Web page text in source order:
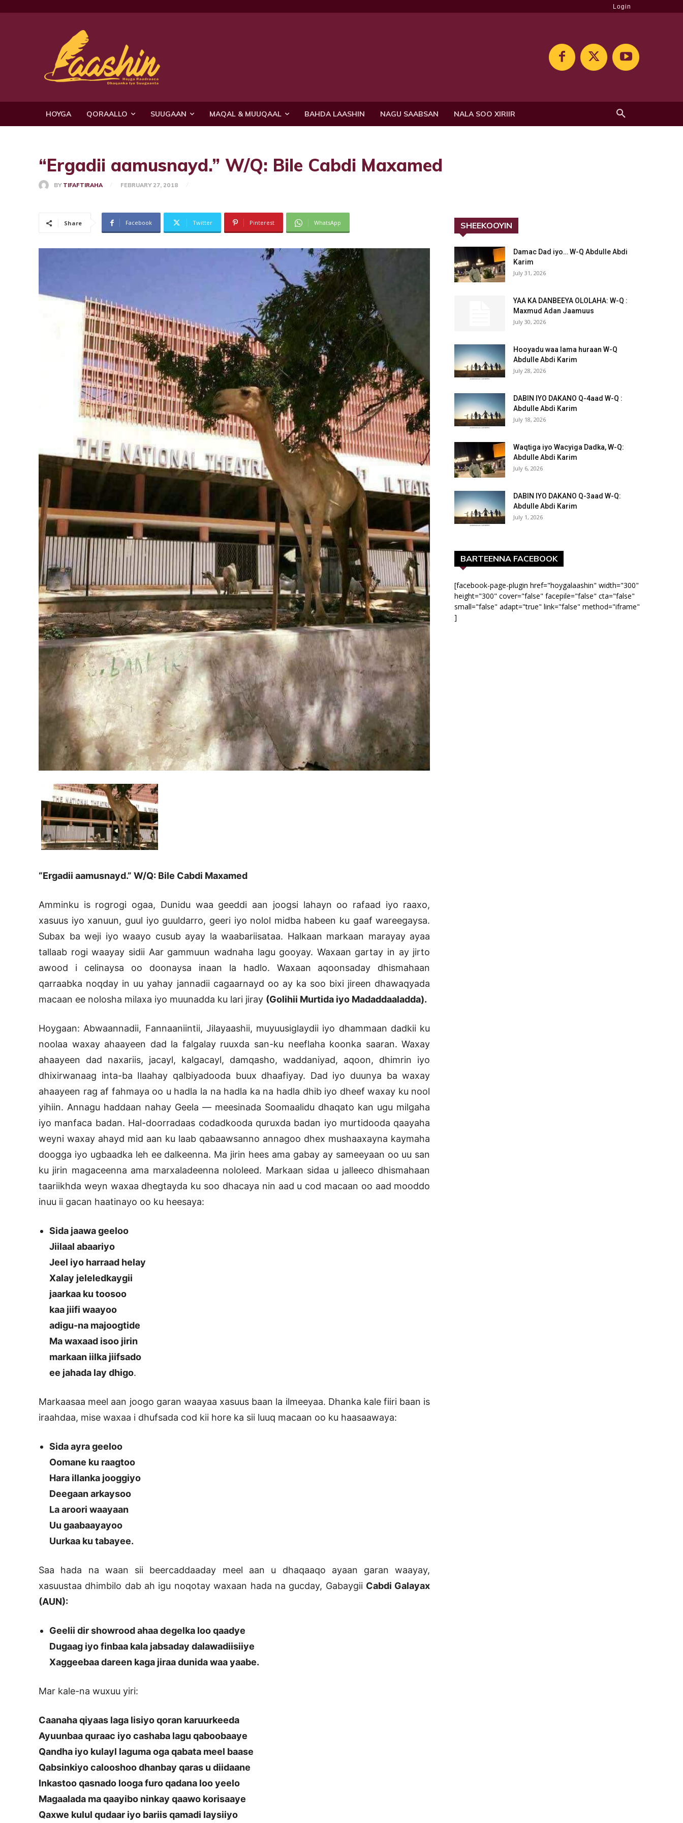
Login
HOYGA QORAALLO SUUGAAN MAQAL & MUUQAAL BAHDA LAASHIN NAGU SAABSAN NALA SOO XIRIIR
“Ergadii aamusnayd.” W/Q: Bile Cabdi Maxamed
BY TIFAFTIRAHA FEBRUARY 27, 2018
Share Facebook Twitter Pinterest WhatsApp
“Ergadii aamusnayd.” W/Q: Bile Cabdi Maxamed
Amminku is rogrogi ogaa, Dunidu waa geeddi aan joogsi lahayn oo rafaad iyo raaxo,
xasuus iyo xanuun, guul iyo guuldarro, geeri iyo nolol midba habeen ku gaaf wareegaysa.
Subax ba weji iyo waayo cusub ayay la waabariisataa. Halkaan markaan marayay ayaa
tallaab rogi waayay sidii Aar gammuun wadnaha lagu gooyay. Waxaan gartay in ay jirto
awood i celinaysa oo doonaysa inaan la hadlo. Waxaan aqoonsaday dhismahaan
qarraabka noqday in uu yahay jannadii cagaarnayd oo ay ka soo bixi jireen dhawaqyada
macaan ee nolosha milaxa iyo muunadda ku lari jiray (Golihii Murtida iyo Madaddaaladda).
Hoygaan: Abwaannadii, Fannaaniintii, Jilayaashii, muyuusiglaydii iyo dhammaan dadkii ku
noolaa waxay ahaayeen dad la falgalay ruuxda san-ku neeflaha koonka saaran. Waxay
ahaayeen dad naxariis, jacayl, kalgacayl, damqasho, waddaniyad, aqoon, dhimrin iyo
dhixirwanaag inta-ba Ilaahay qalbiyadooda buux dhaafiyay. Dad iyo duunya ba waxay
ahaayeen rag af fahmaya oo u hadla la na hadla ka na hadla dhib iyo dheef waxay ku nool
yihiin. Annagu haddaan nahay Geela — meesinada Soomaalidu dhaqato kan ugu milgaha
iyo manfaca badan. Hal-doorradaas codadkooda quruxda badan iyo murtidooda qaayaha
weyni waxay ahayd mid aan ku laab qabaawsanno annagoo dhex mushaaxayna kaymaha
doogga iyo ugbaadka leh ee dalkeenna. Ma jirin hees ama gabay ay sameeyaan oo uu san
ku jirin magaceenna ama marxaladeenna nololeed. Markaan sidaa u jalleeco dhismahaan
taariikhda weyn waxaa dhegtayda ku soo dhacaya nin aad u cod macaan oo aad mooddo
inuu ii gacan haatinayo oo ku heesaya:
Sida jaawa geeloo
Jiilaal abaariyo
Jeel iyo harraad helay
Xalay jeleledkaygii
jaarkaa ku toosoo
kaa jiifi waayoo
adigu-na majoogtide
Ma waxaad isoo jirin
markaan iilka jiifsado
ee jahada lay dhigo.
Markaasaa meel aan joogo garan waayaa xasuus baan la ilmeeyaa. Dhanka kale fiiri baan is
iraahdaa, mise waxaa i dhufsada cod kii hore ka sii luuq macaan oo ku haasaawaya:
Sida ayra geeloo
Oomane ku raagtoo
Hara illanka jooggiyo
Deegaan arkaysoo
La aroori waayaan
Uu gaabaayayoo
Uurkaa ku tabayee.
Saa hada na waan sii beercaddaaday meel aan u dhaqaaqo ayaan garan waayay,
xasuustaa dhimbilo dab ah igu noqotay waxaan hada na gucday, Gabaygii Cabdi Galayax
(AUN):
Geelii dir showrood ahaa degelka loo qaadye
Dugaag iyo finbaa kala jabsaday dalawadiisiiye
Xaggeebaa dareen kaga jiraa dunida waa yaabe.
Mar kale-na wuxuu yiri:
Caanaha qiyaas laga lisiyo qoran karuurkeeda
Ayuunbaa quraac iyo cashaba lagu qaboobaaye
Qandha iyo kulayl laguma oga qabata meel baase
Qabsinkiyo calooshoo dhanbay qaras u diidaane
Inkastoo qasnado looga furo qadana loo yeelo
Magaalada ma qaayibo ninkay qaawo korisaaye
Qaxwe kulul qudaar iyo bariis qamadi laysiiyo
SHEEKOOYIN
Damac Dad iyo… W-Q Abdulle Abdi
Karim
July 31, 2026
YAA KA DANBEEYA OLOLAHA: W-Q :
Maxmud Adan Jaamuus
July 30, 2026
Hooyadu waa lama huraan W-Q
Abdulle Abdi Karim
July 28, 2026
DABIN IYO DAKANO Q-4aad W-Q :
Abdulle Abdi Karim
July 18, 2026
Waqtiga iyo Wacyiga Dadka, W-Q:
Abdulle Abdi Karim
July 6, 2026
DABIN IYO DAKANO Q-3aad W-Q:
Abdulle Abdi Karim
July 1, 2026
BARTEENNA FACEBOOK
[facebook-page-plugin href="hoygalaashin" width="300"
height="300" cover="false" facepile="false" cta="false"
small="false" adapt="true" link="false" method="iframe"
]